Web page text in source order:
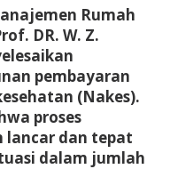
Rumah
DR. W. Z.
pembayaran
(Nakes).
proses
lancar dan tepat
dalam jumlah